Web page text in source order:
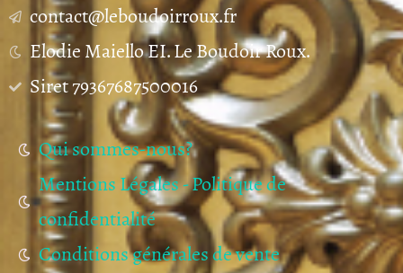
contact@leboudoirroux.fr
Elodie Maiello EI. Le Boudoir Roux.
Siret 79367687500016
Qui sommes-nous?
Mentions Légales - Politique de
confidentialité
Conditions générales de vente